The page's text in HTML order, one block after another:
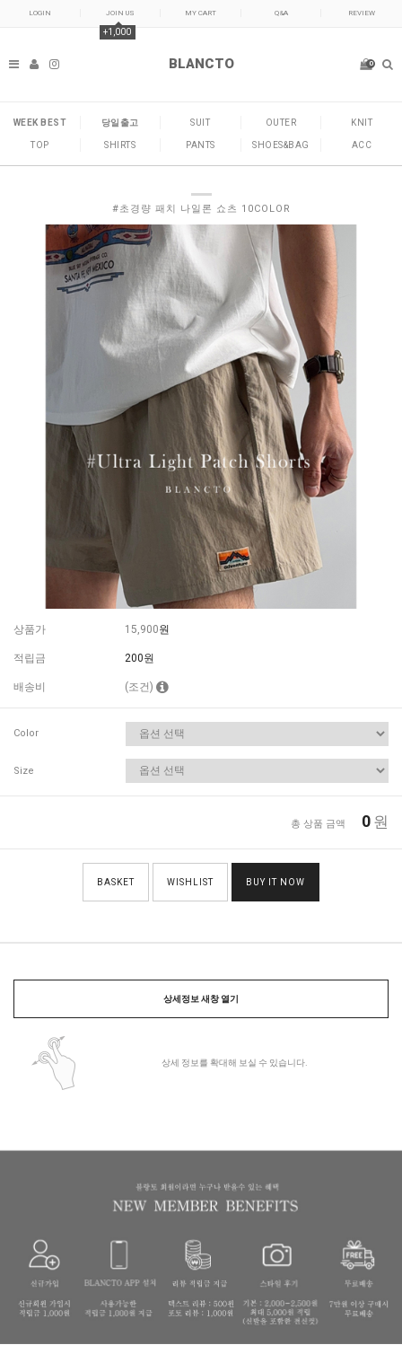
LOGIN JOIN US
+1,000
MY CART Q&A REVIEW
BLANCTO 0
WEEK BEST 당일출고 SUIT OUTER KNIT
TOP SHIRTS PANTS SHOES&BAG ACC
#초경량 패치 나일론 쇼츠 10COLOR
상품가 15,900원
적립금 200원
배송비 (조건)
Color
Size
총 상품 금액 0 원
BASKET WISHLIST BUY IT NOW
상세정보 새창 열기
상세 정보를 확대해 보실 수 있습니다.